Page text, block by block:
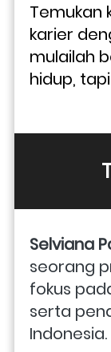
Temukan
karier
mulailah
hidup,
Selviana
seorang
fokus
serta
Indonesia.